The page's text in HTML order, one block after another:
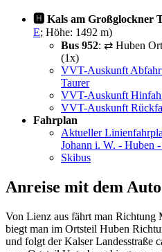
🅷 Kals am Großglockner
E; Höhe: 1492 m)
Bus 952: ⇄ Huben
(1x)
VVT-Auskunft
Taurer
VVT-Auskunft
VVT-Auskunft
Fahrplan
Aktueller
Johann i. W. - Huben
Skibus
Anreise mit dem Auto
Von Lienz aus fährt man
biegt man im Ortsteil Huben
und folgt der Kalser Landesstraße